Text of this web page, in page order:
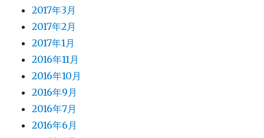
2017年3月
2017年2月
2017年1月
2016年11月
2016年10月
2016年9月
2016年7月
2016年6月